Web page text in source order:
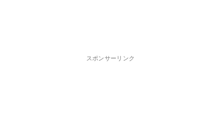
スポンサーリンク